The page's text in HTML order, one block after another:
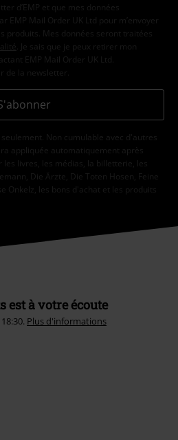
d’EMP et que mes données
EMP Mail Order UK Ltd pour m’envoyer
produits. Mes données seront traitées
. Je sais que je peux retirer mon
EMP Mail Order UK Ltd.
de la newsletter.
Non cumulable avec d'autres
appliquée automatiquement après
les livres, les médias, la billetterie, les
Die Ärzte, Die Toten Hosen, Feine
Onkelz, les bons d'achat et les produits
est à votre écoute
Plus d'informations